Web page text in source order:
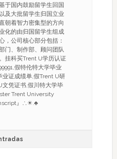
于国内鼓励留学生回国
及大批留学生归国立业
朝着智力密集型的方向
化的由归国留学生组成
，公司核心部分包括：
门、制作部、顾问团队
挂科买Trent U学历认证
假特伦特大学毕业
业证成绩单,假Trent U研
文凭证书,假川特大学毕
Trent University
』∴☀.♣